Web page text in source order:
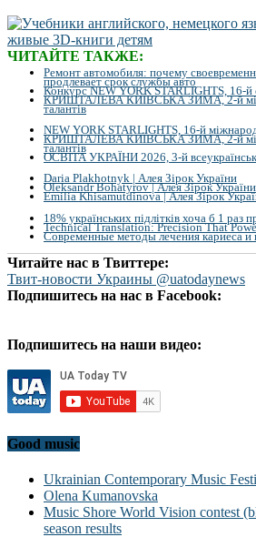
ЧИТАЙТЕ ТАКЖЕ:
Ремонт автомобиля: почему
продлевает срок службы авто
Конкурс NEW YORK STARLIGHTS, 16-й
КРИШТАЛЕВА КИЇВСЬКА ЗИМА, 2-й
талантів
NEW YORK STARLIGHTS, 16-й
КРИШТАЛЕВА КИЇВСЬКА ЗИМА, 2-й
талантів
ОСВІТА УКРАЇНИ 2026, 3-й
Daria Plakhotnyk | Алея Зірок України
Oleksandr Bohatyrov | Алея Зірок України
Emilia Khisamutdinova | Алея Зірок
18% українських підлітків хоча б 1 раз
Technical Translation: Precision That
Современные методы лечения кариеса
Читайте нас в Твиттере:
Твит-новости Украины @uatodaynews
Подпишитесь на нас в Facebook:
Подпишитесь на наши видео:
Good music
Ukrainian Contemporary Music
Olena Kumanovska
Music Shore World Vision contest
season results